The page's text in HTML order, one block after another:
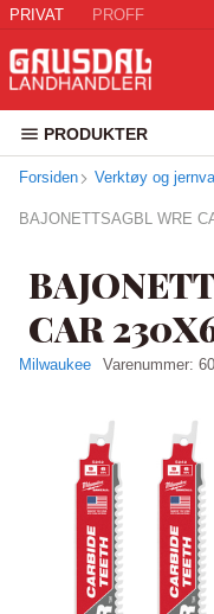
PRIVAT PROFF
PRODUKTER
Forsiden Verktøy og
BAJONETTSAGBL WRE
CAR
Milwaukee Varenummer: